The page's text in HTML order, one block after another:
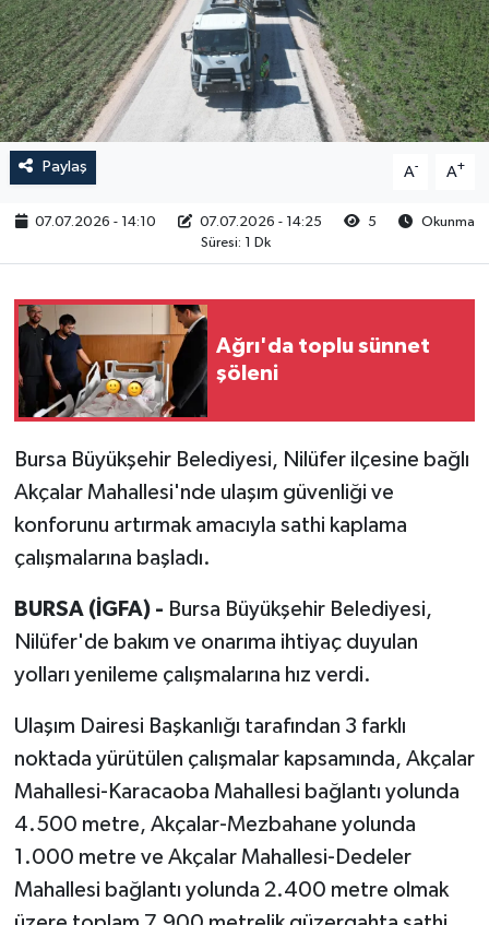
Paylaş A- A+
07.07.2026 - 14:10 07.07.2026 - 14:25 5
Okunma
Süresi: 1 Dk
Ağrı'da toplu sünnet
şöleni
Bursa Büyükşehir Belediyesi, Nilüfer ilçesine bağlı
Akçalar Mahallesi'nde ulaşım güvenliği ve
konforunu artırmak amacıyla sathi kaplama
çalışmalarına başladı.
BURSA (İGFA) - Bursa Büyükşehir Belediyesi,
Nilüfer'de bakım ve onarıma ihtiyaç duyulan
yolları yenileme çalışmalarına hız verdi.
Ulaşım Dairesi Başkanlığı tarafından 3 farklı
noktada yürütülen çalışmalar kapsamında, Akçalar
Mahallesi-Karacaoba Mahallesi bağlantı yolunda
4.500 metre, Akçalar-Mezbahane yolunda
1.000 metre ve Akçalar Mahallesi-Dedeler
Mahallesi bağlantı yolunda 2.400 metre olmak
RESMİ İLAN